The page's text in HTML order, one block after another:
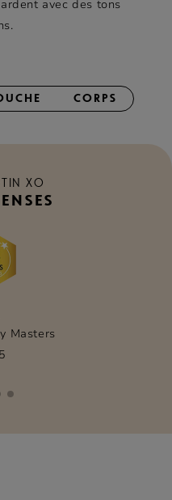
avec des tons
CORPS
XO
Masters